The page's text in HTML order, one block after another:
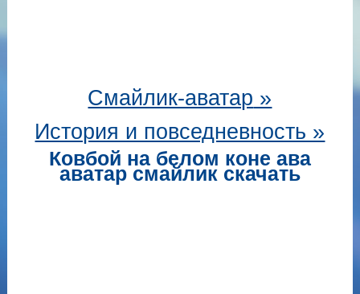
Смайлик-аватар »
История и повседневность »
Ковбой на белом коне ава
аватар смайлик скачать